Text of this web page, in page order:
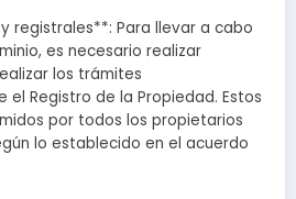
registrales**: Para llevar a cabo
es necesario realizar
los trámites
Registro de la Propiedad. Estos
por todos los propietarios
lo establecido en el acuerdo